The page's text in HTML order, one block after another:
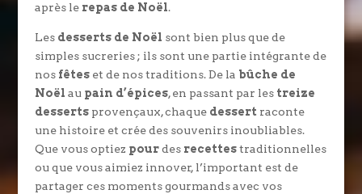
après le repas de Noël.
Les desserts de Noël sont bien plus que de
simples sucreries ; ils sont une partie intégrante de
nos fêteset de nos traditions. De la bûche de
Noël au pain d’épices, en passant par les treize
dessertsprovençaux, chaque dessert raconte
une histoire et crée des souvenirs inoubliables.
Que vous optiez pourdes recettestraditionnelles
ou que vous aimiez innover, l’important est de
partager ces moments gourmands avec vos